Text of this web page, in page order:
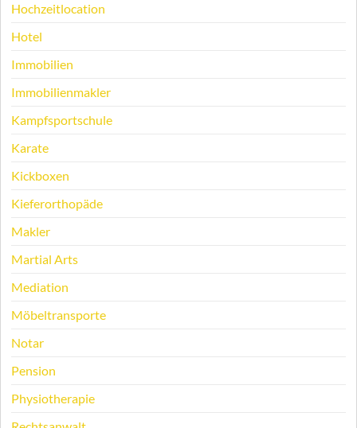
Hochzeitlocation
Hotel
Immobilien
Immobilienmakler
Kampfsportschule
Karate
Kickboxen
Kieferorthopäde
Makler
Martial Arts
Mediation
Möbeltransporte
Notar
Pension
Physiotherapie